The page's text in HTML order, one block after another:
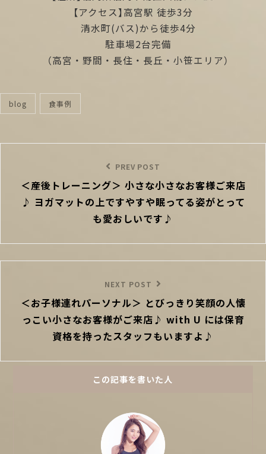
【アクセス】高宮駅 徒歩3分
清水町(バス)から徒歩4分
駐車場2台完備
（高宮・野間・長住・長丘・小笹エリア）
categories
blog 食事例
ョ
Post
PREV POST
＜産後トレーニング＞ 小さな小さなお客様ご来店
♪ ヨガマットの上ですやすや眠ってる姿がとって
も愛おしいです♪
Post
NEXT POST
＜お子様連れパーソナル＞ とびっきり笑顔の人懐
っこい小さなお客様がご来店♪ with U には保育
資格を持ったスタッフもいますよ♪
この記事を書いた人